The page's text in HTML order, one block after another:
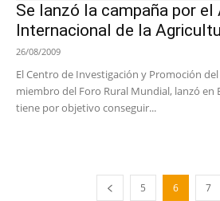
Se lanzó la campaña por el
Internacional de la
26/08/2009
El Centro de Investigación y Promoción
miembro del Foro Rural Mundial, lanzó en
tiene por objetivo conseguir...
5 6 7